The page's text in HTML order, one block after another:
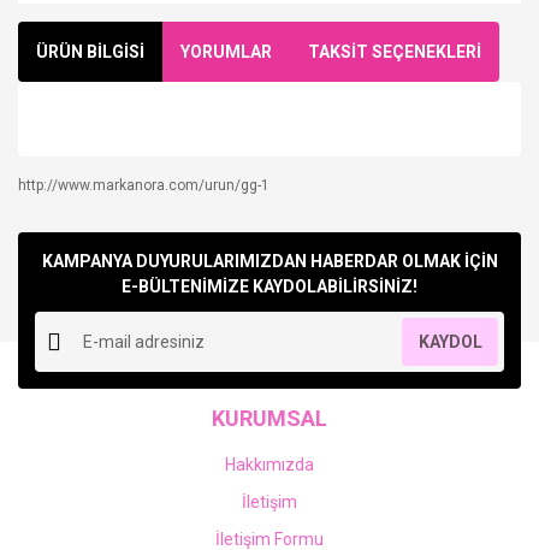
ÜRÜN BİLGİSİ YORUMLAR TAKSİT SEÇENEKLERİ
Yorum Yaz
http://www.markanora.com/urun/gg-1
KAMPANYA DUYURULARIMIZDAN HABERDAR OLMAK İÇİN
E-BÜLTENİMİZE KAYDOLABİLİRSİNİZ!
KAYDOL
KURUMSAL
Hakkımızda
İletişim
İletişim Formu